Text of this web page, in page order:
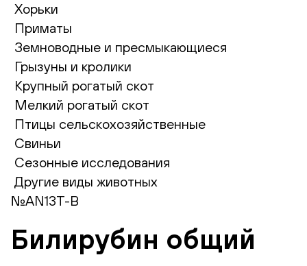
Хорьки
Приматы
Земноводные и пресмыкающиеся
Грызуны и кролики
Крупный рогатый скот
Мелкий рогатый скот
Птицы сельскохозяйственные
Свиньи
Сезонные исследования
Другие виды животных
№AN13T-B
Билирубин общий